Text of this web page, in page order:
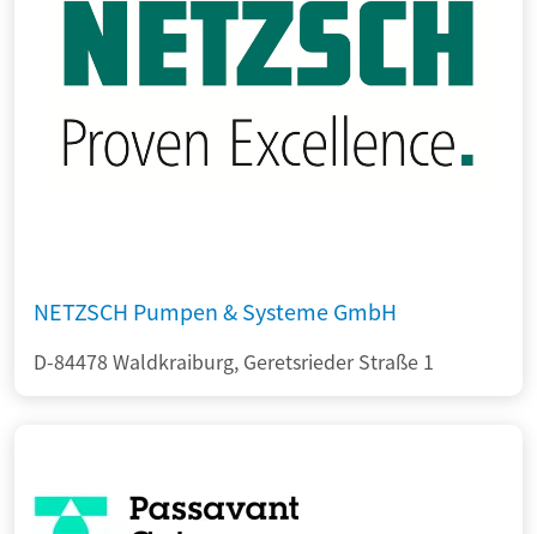
NETZSCH Pumpen & Systeme GmbH
D-84478 Waldkraiburg, Geretsrieder Straße 1